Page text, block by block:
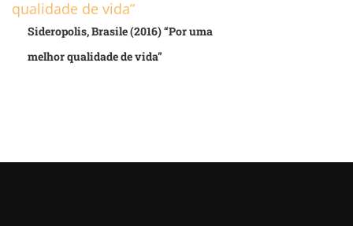
Sideropolis, Brasile (2016) “Por uma
melhor qualidade de vida”